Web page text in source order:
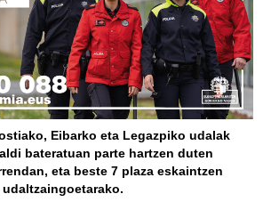
Eibarko eta Legazpiko udalak
bateratuan parte hartzen duten
eta beste 7 plaza eskaintzen